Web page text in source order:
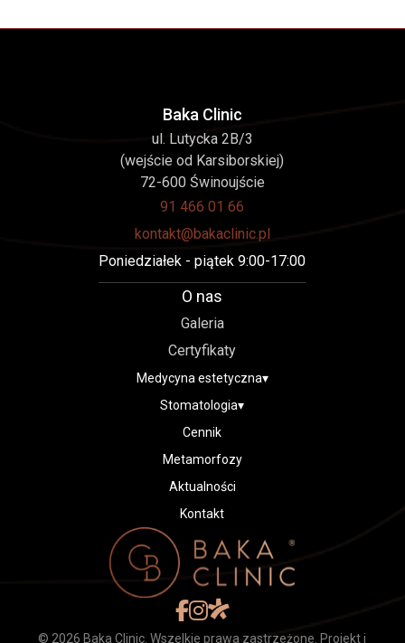
Certyfikaty
Medycyna estetyczna
Powiększanie ust
Mezoterapia igłowa
Metamorfozy
Baka Clinic
ul. Lutycka 2B/3
(wejście od Karsiborskiej)
72-600 Świnoujście
91 466 01 66
kontakt@bakaclinic.pl
Poniedziałek - piątek 9:00-17:00
O nas
Galeria
Certyfikaty
Medycyna estetyczna▾
Stomatologia▾
Cennik
Metamorfozy
Aktualności
Kontakt
© 2026 Baka Clinic. Wszelkie prawa zastrzeżone. Projekt i